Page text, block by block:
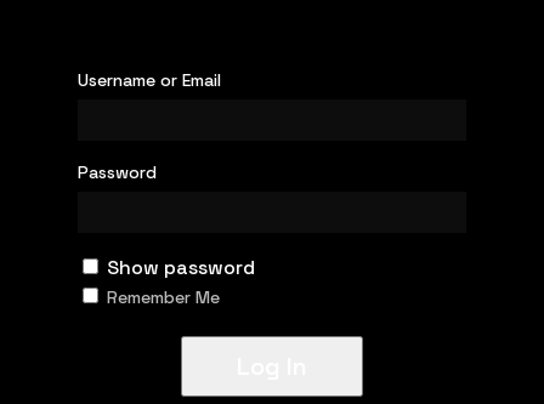
Username or Email
Password
Show password
Remember Me